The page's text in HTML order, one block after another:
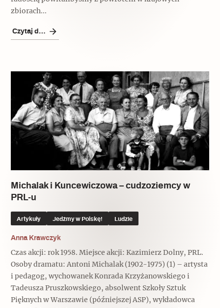
zbiorach...
Czytaj dalej
Michalak i Kuncewiczowa – cudzoziemcy w
PRL-u
Artykuły Jedźmy w Polskę! Ludzie
Anna Krawczyk
Czas akcji: rok 1958. Miejsce akcji: Kazimierz Dolny, PRL.
Osoby dramatu: Antoni Michalak (1902-1975) (1) – artysta
i pedagog, wychowanek Konrada Krzyżanowskiego i
Tadeusza Pruszkowskiego, absolwent Szkoły Sztuk
Pięknych w Warszawie (późniejszej ASP), wykładowca